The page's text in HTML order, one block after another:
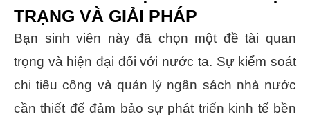
TRẠNG VÀ GIẢI PHÁP
Bạn sinh viên này đã chọn một đề tài quan
trọng và hiện đại đối với nước ta. Sự kiểm soát
chi tiêu công và quản lý ngân sách nhà nước
cần thiết để đảm bảo sự phát triển kinh tế bền